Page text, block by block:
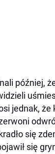
później,
jednak,
się
się